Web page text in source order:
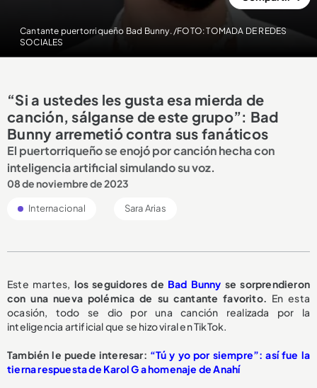
Cantante puertorriqueño Bad Bunny. /FOTO: TOMADA DE REDES
SOCIALES
“Si a ustedes les gusta esa mierda de
canción, sálganse de este grupo”: Bad
Bunny arremetió contra sus fanáticos
El puertorriqueño se enojó por canción hecha con
inteligencia artificial simulando su voz.
08 de noviembre de 2023
Internacional Sara Arias
Este martes, los seguidores de Bad Bunny se sorprendieron
con una nueva polémica de su cantante favorito. En esta
ocasión, todo se dio por una canción realizada por la
inteligencia artificial que se hizo viral en TikTok.
También le puede interesar: “Tú y yo por siempre”: así fue la
tierna respuesta de Karol G a homenaje de Anahí